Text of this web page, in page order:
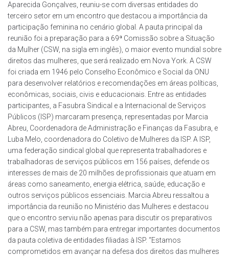
Aparecida Gonçalves, reuniu-se com diversas entidades do
terceiro setor em um encontro que destacou a importância da
participação feminina no cenário global. A pauta principal da
reunião foi a preparação para a 69ª Comissão sobre a Situação
da Mulher (CSW, na sigla em inglês), o maior evento mundial sobre
direitos das mulheres, que será realizado em Nova York. A CSW
foi criada em 1946 pelo Conselho Econômico e Social da ONU
para desenvolver relatórios e recomendações em áreas políticas,
econômicas, sociais, civis e educacionais. Entre as entidades
participantes, a Fasubra Sindical e a Internacional de Serviços
Públicos (ISP) marcaram presença, representadas por Marcia
Abreu, Coordenadora de Administração e Finanças da Fasubra, e
Luba Melo, coordenadora do Coletivo de Mulheres da ISP. A ISP,
uma federação sindical global que representa trabalhadores e
trabalhadoras de serviços públicos em 156 países, defende os
interesses de mais de 20 milhões de profissionais que atuam em
áreas como saneamento, energia elétrica, saúde, educação e
outros serviços públicos essenciais. Marcia Abreu ressaltou a
importância da reunião no Ministério das Mulheres e destacou
que o encontro serviu não apenas para discutir os preparativos
para a CSW, mas também para entregar importantes documentos
da pauta coletiva de entidades filiadas à ISP. “Estamos
comprometidos em avançar na defesa dos direitos das mulheres